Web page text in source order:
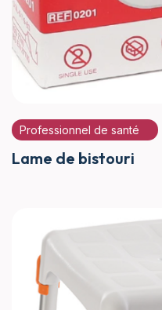
Professionnel de santé
Lame de bistouri